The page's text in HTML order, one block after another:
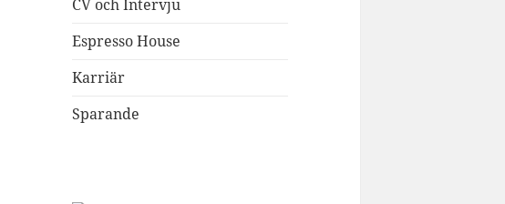
CV och Intervju
Espresso House
Karriär
Sparande